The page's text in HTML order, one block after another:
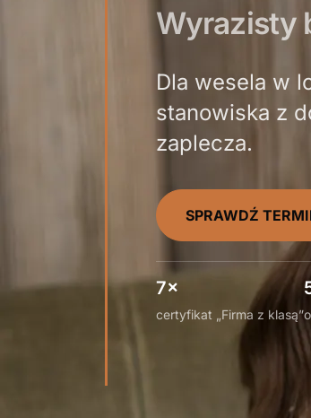
Wyrazisty
Dla wesela w
stanowiska z
zaplecza.
SPRAWDŹ
7×
certyfikat „Firma z klasą”